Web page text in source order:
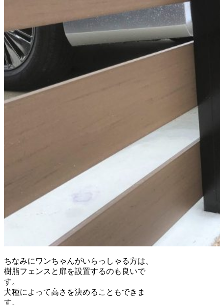
ちなみにワンちゃんがいらっしゃる方は、
樹脂フェンスと扉を設置するのも良いで
す。
犬種によって高さを決めることもできま
す。